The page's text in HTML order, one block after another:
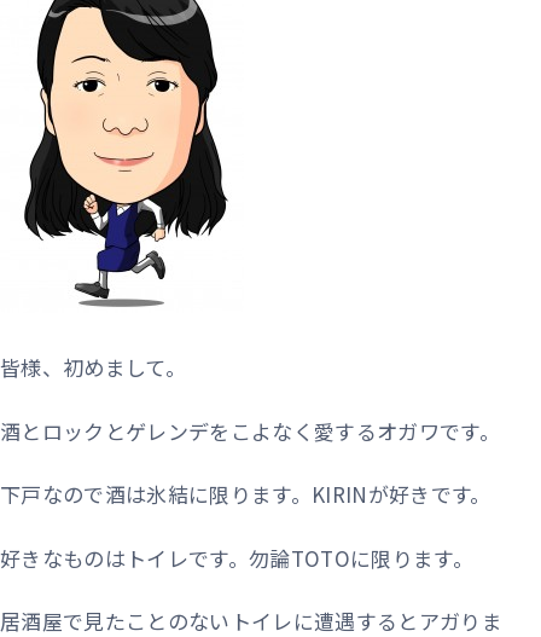
皆様、初めまして。
酒とロックとゲレンデをこよなく愛するオガワです。
下戸なので酒は氷結に限ります。KIRINが好きです。
好きなものはトイレです。勿論TOTOに限ります。
居酒屋で見たことのないトイレに遭遇するとアガりま